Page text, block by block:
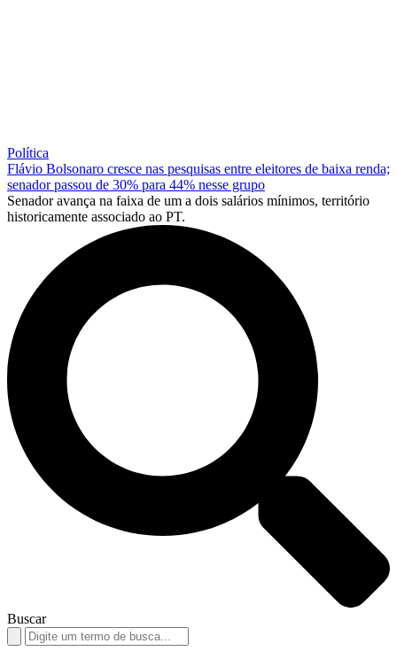
Política
Flávio Bolsonaro cresce nas pesquisas entre eleitores de baixa renda;
senador passou de 30% para 44% nesse grupo
Senador avança na faixa de um a dois salários mínimos, território
historicamente associado ao PT.
Buscar
Search
for: